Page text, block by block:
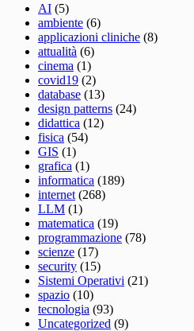
AI (5)
ambiente (6)
applicazioni cliniche (8)
attualità (6)
cinema (1)
covid19 (2)
database (13)
design patterns (24)
didattica (12)
fisica (54)
GIS (1)
grafica (1)
informatica (189)
internet (268)
LLM (1)
matematica (19)
programmazione (78)
scienze (17)
security (15)
Sistemi Operativi (21)
spazio (10)
tecnologia (93)
Uncategorized (9)